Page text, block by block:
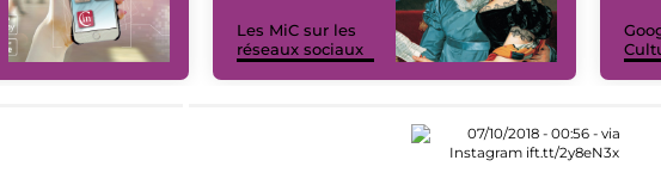
Les MiC sur les
réseaux sociaux